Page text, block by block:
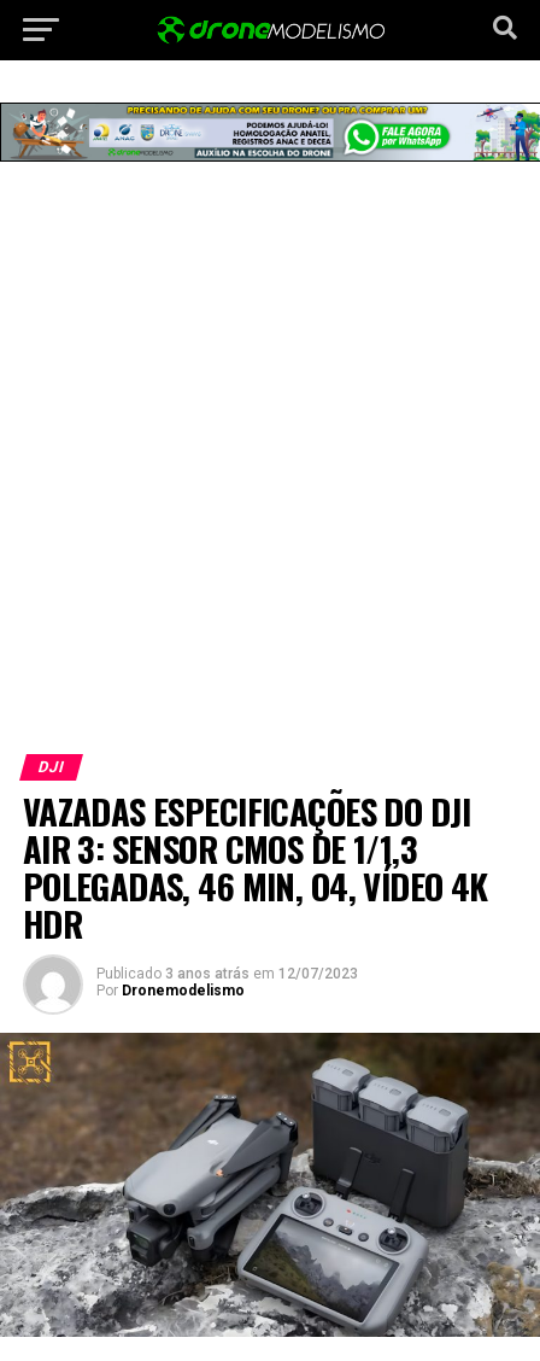
DJI
VAZADAS ESPECIFICAÇÕES DO DJI
AIR 3: SENSOR CMOS DE 1/1,3
POLEGADAS, 46 MIN, O4, VÍDEO 4K
HDR
Publicado 3 anos atrás em 12/07/2023
Por Dronemodelismo
Vá para versão mobile